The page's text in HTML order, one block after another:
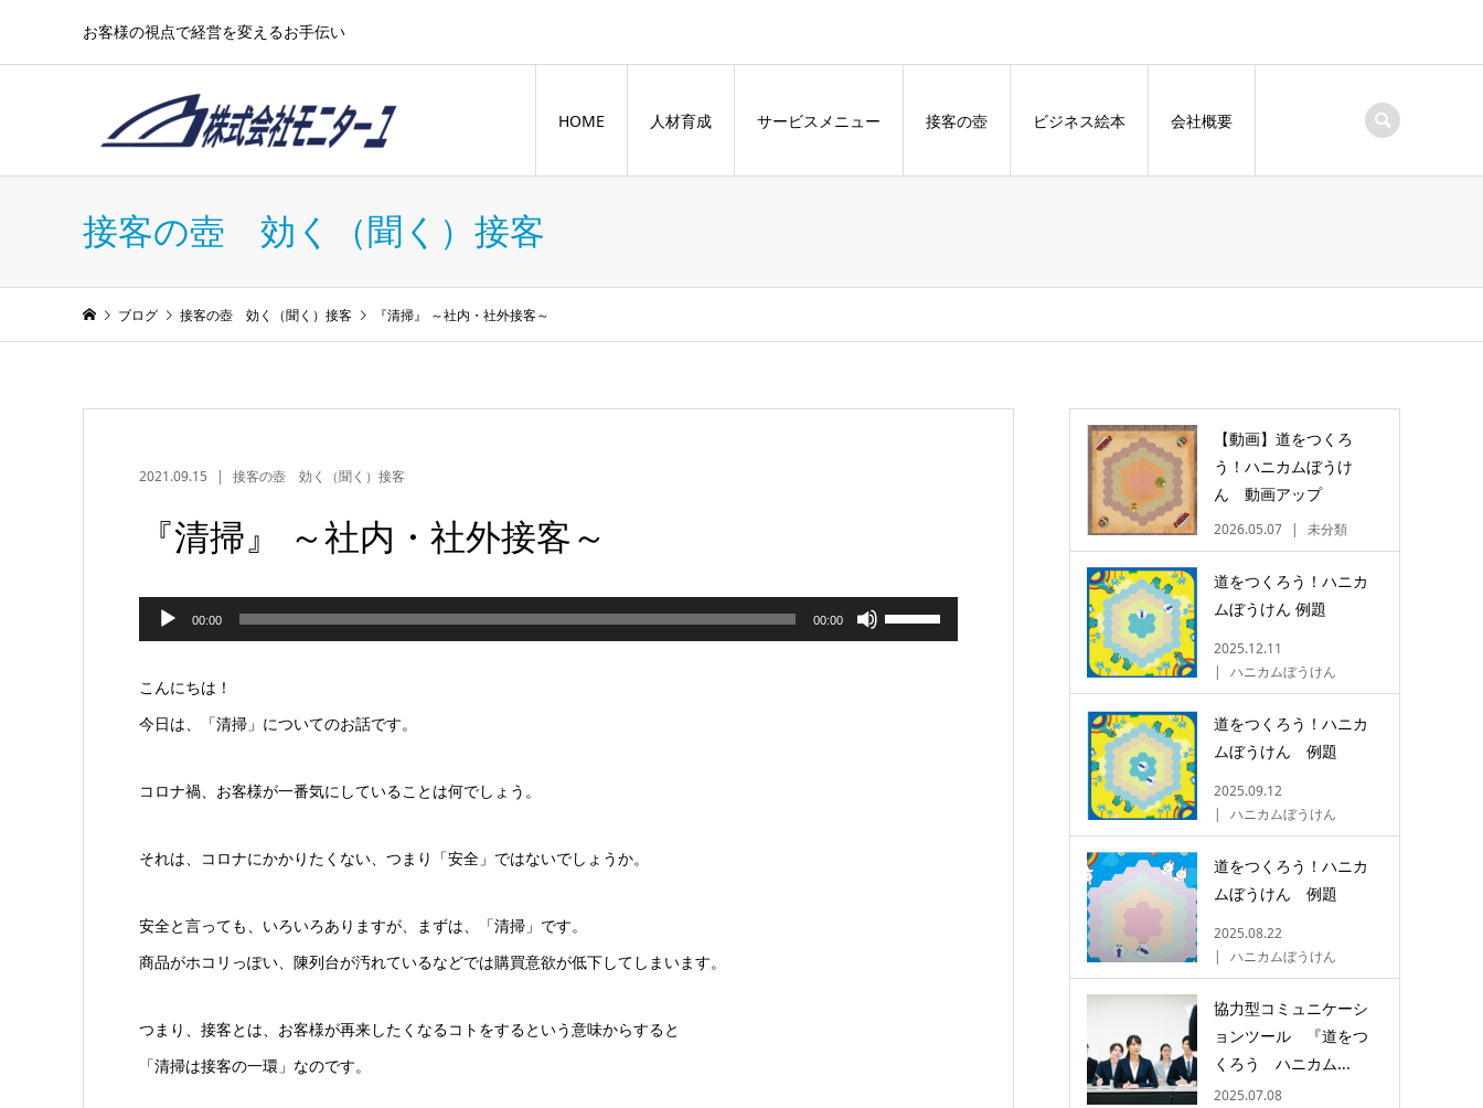
お客様の視点で経営を変えるお手伝い
HOME 人材育成 サービスメニュー 接客の壺 ビジネス絵本 会社概要
接客の壺 効く（聞く）接客
ブログ 接客の壺 効く（聞く）接客 『清掃』 ～社内・社外接客～
2021.09.15 接客の壺 効く（聞く）接客
『清掃』 ～社内・社外接客～
プ
レ
ヤ
00:00 00:00 ボ
こんにちは！
今日は、「清掃」についてのお話です。
コロナ禍、お客様が一番気にしていることは何でしょう。
それは、コロナにかかりたくない、つまり「安全」ではないでしょうか。
安全と言っても、いろいろありますが、まずは、「清掃」です。
商品がホコリっぽい、陳列台が汚れているなどでは購買意欲が低下してしまいます。
つまり、接客とは、お客様が再来したくなるコトをするという意味からすると
「清掃は接客の一環」なのです。
【動画】道をつくろ
う！ハニカムぼうけ
ん 動画アップ
2026.05.07 未分類
道をつくろう！ハニカ
ムぼうけん 例題
2025.12.11
ハニカムぼうけん
道をつくろう！ハニカ
ムぼうけん 例題
2025.09.12
ハニカムぼうけん
道をつくろう！ハニカ
ムぼうけん 例題
2025.08.22
ハニカムぼうけん
協力型コミュニケーシ
ョンツール 『道をつ
くろう ハニカム...
2025.07.08